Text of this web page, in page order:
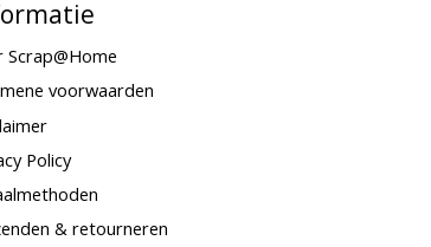
Scrap@Home
voorwaarden
Policy
& retourneren